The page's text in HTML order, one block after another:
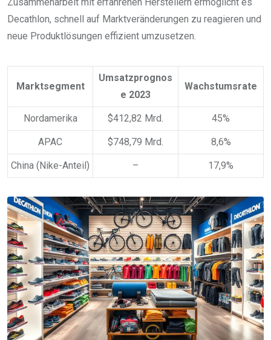
Decathlon, schnell auf Marktveränderungen zu reagieren und
neue Produktlösungen effizient umzusetzen.
Marktsegment
Umsatzprognos
e 2023
Wachstumsrate
Nordamerika $412,82 Mrd. 45%
APAC $748,79 Mrd. 8,6%
China (Nike-Anteil) – 17,9%